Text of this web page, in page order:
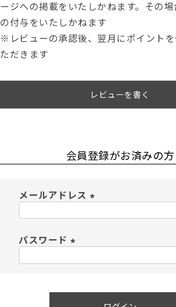
ージへの掲載をいたしかねます。その
の付与をいたしかねます
※レビューの承認後、翌月にポイント
ただきます
レビューを書く
会員登録がお済みの方
メールアドレス
パスワード